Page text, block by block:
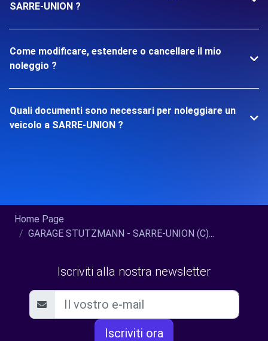
SARRE-UNION ?
Come modificare, estendere o cancellare il mio
noleggio ?
Quali documenti sono necessari per noleggiare un
veicolo a SARRE-UNION ?
Home Page
GARAGE STUTZMANN - SARRE-UNION (C)...
Iscriviti alla nostra newsletter
Iscriviti ora